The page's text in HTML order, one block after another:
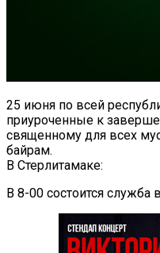
25 июня по всей
приуроченные к
священному для всех
байрам.
В Стерлитамаке:
В 8-00 состоится служба